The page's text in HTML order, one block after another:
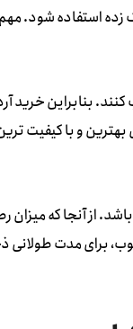
زده استفاده شود.
بنابراین خرید
و با کیفیت
از آنجا که
مدت طولانی